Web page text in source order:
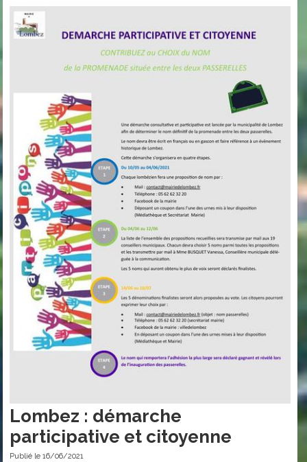
Lombez : démarche
participative et citoyenne
Publié le 16/06/2021